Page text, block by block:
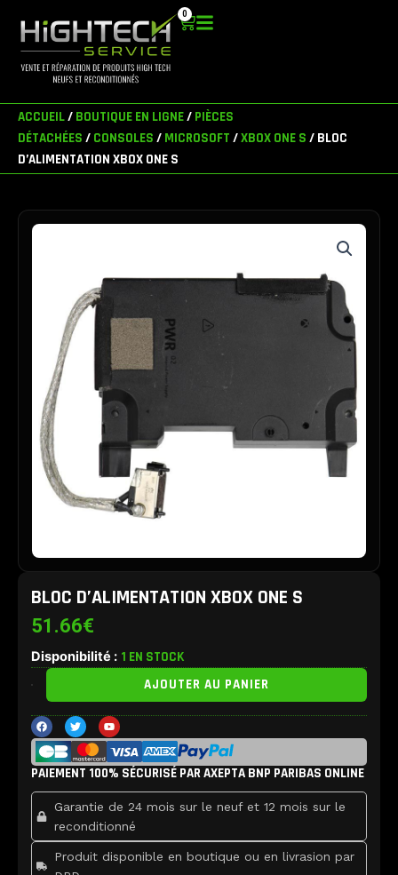
contenu
0
Panier
ACCUEIL/ BOUTIQUE EN LIGNE/ PIÈCES
DÉTACHÉES / CONSOLES / MICROSOFT /XBOX ONE S / BLOC
D’ALIMENTATION XBOX ONE S
BLOC D’ALIMENTATION XBOX ONE S
51.66€
Disponibilité : 1 EN STOCK
quantité
d'alimentation
XBOX
One
S
AJOUTER AU PANIER
F
a
c
e
b
o
k
T
w
i
t
t
e
Y
o
u
t
u
b
PAIEMENT 100% SÉCURISÉ PAR AXEPTA BNP PARIBAS ONLINE
Garantie de 24 mois sur le neuf et 12 mois sur le
reconditionné
Produit disponible en boutique ou en livrasion par